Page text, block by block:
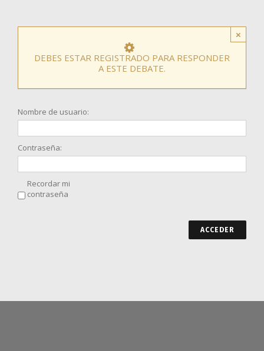
×
DEBES ESTAR REGISTRADO PARA RESPONDER
A ESTE DEBATE.
Nombre de usuario:
Contraseña:
Recordar mi
contraseña
ACCEDER